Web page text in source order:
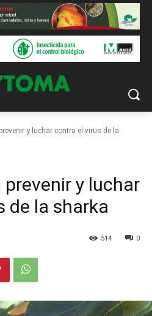
y luchar contra el virus de la
y luchar
de la sharka
0
514